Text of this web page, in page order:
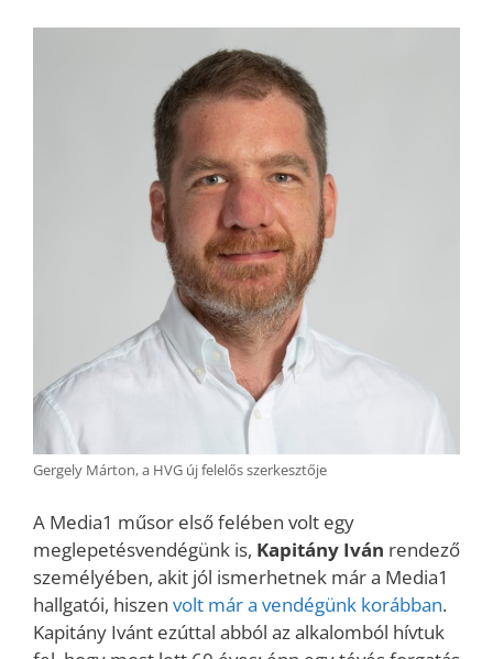
Gergely Márton, a HVG új felelős szerkesztője
A Media1 műsor első felében volt egy
meglepetésvendégünk is, Kapitány Iván rendező
személyében, akit jól ismerhetnek már a Media1
hallgatói, hiszen volt már a vendégünk korábban.
Kapitány Ivánt ezúttal abból az alkalomból hívtuk